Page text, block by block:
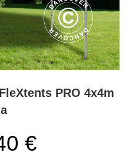
PRO 4x4m
€